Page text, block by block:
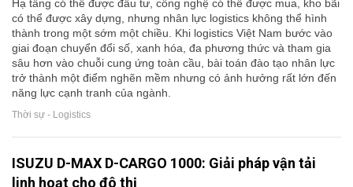
Hạ tầng có thể được đầu tư, công nghệ có thể được mua, kho bãi
có thể được xây dựng, nhưng nhân lực logistics không thể hình
thành trong một sớm một chiều. Khi logistics Việt Nam bước vào
giai đoạn chuyển đổi số, xanh hóa, đa phương thức và tham gia
sâu hơn vào chuỗi cung ứng toàn cầu, bài toán đào tạo nhân lực
trở thành một điểm nghẽn mềm nhưng có ảnh hưởng rất lớn đến
năng lực cạnh tranh của ngành.
Thời sự - Logistics
ISUZU D-MAX D-CARGO 1000: Giải pháp vận tải
linh hoạt cho đô thị